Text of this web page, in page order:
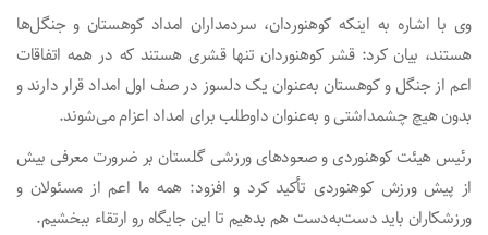
وی با اشاره به اینکه کوهنوردان، سردمداران امداد کوهستان و جنگل‌ها
هستند، بیان کرد: قشر کوهنوردان تنها قشری هستند که در همه اتفاقات
اعم از جنگل و کوهستان به‌عنوان یک دلسوز در صف اول امداد قرار دارند و
بدون هیچ چشمداشتی و به‌عنوان داوطلب برای امداد اعزام می‌شوند.
رئیس هیئت کوهنوردی و صعودهای ورزشی گلستان بر ضرورت معرفی بیش
از پیش ورزش کوهنوردی تأکید کرد و افزود: همه ما اعم از مسئولان و
ورزشکاران باید دست‌به‌دست هم بدهیم تا این جایگاه رو ارتقاء ببخشیم.